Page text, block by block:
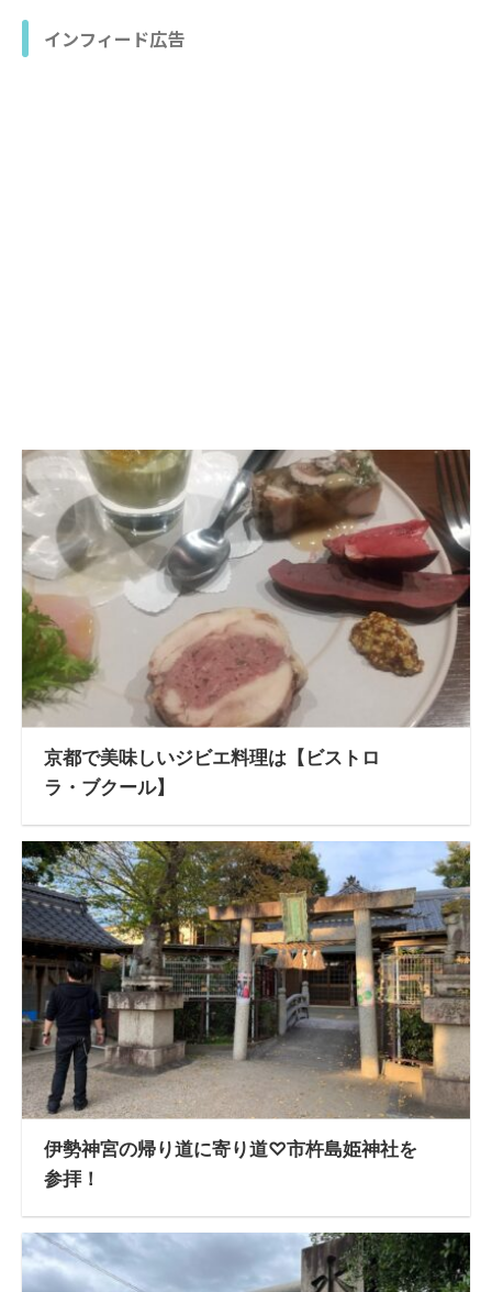
インフィード広告
京都で美味しいジビエ料理は【ビストロ
ラ・ブクール】
伊勢神宮の帰り道に寄り道♡市杵島姫神社を
参拝！